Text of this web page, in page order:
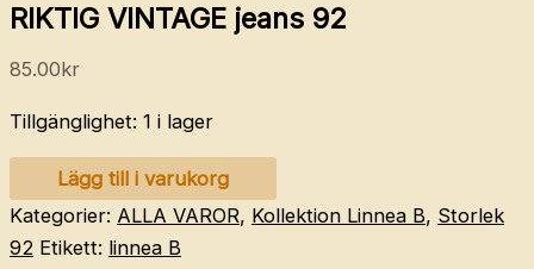
RIKTIG VINTAGE jeans 92
85.00kr
Tillgänglighet: 1 i lager
RIKTIG
VINTAGE
jeans
Lägg till i varukorg
Kategorier: ALLA VAROR, Kollektion Linnea B, Storlek
92 Etikett: linnea B